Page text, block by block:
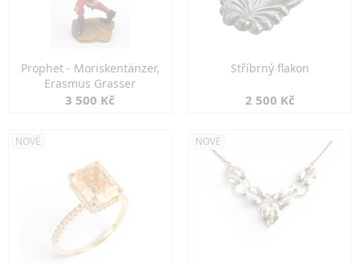
Prophet - Moriskentänzer,
Erasmus Grasser
3 500 Kč
Stříbrný flakon
2 500 Kč
NOVÉ NOVÉ